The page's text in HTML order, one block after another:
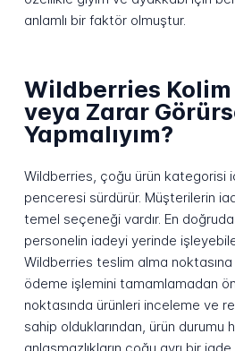
anlamlı bir faktör olmuştur.
Wildberries
veya Zarar
Yapmalıyım?
Wildberries, çoğu ürün kategorisi
penceresi sürdürür. Müşterilerin
temel seçeneği vardır. En
personelin iadeyi yerinde
Wildberries teslim alma
ödeme işlemini tamamlamadan
noktasında ürünleri inceleme ve
sahip olduklarından, ürün durumu